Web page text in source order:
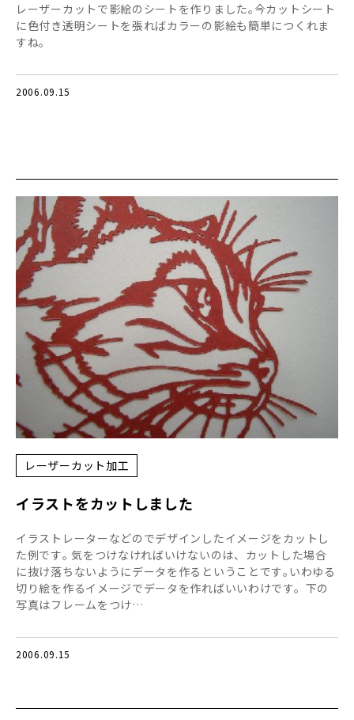
レーザーカットで影絵のシートを作りました｡今カットシート
に色付き透明シートを張ればカラーの影絵も簡単につくれま
すね。
2006.09.15
レーザーカット加工
イラストをカットしました
イラストレーターなどのでデザインしたイメージをカットし
た例です｡ 気をつけなければいけないのは、カットした場合
に抜け落ちないようにデータを作るということです｡いわゆる
切り絵を作るイメージでデータを作ればいいわけです。下の
写真はフレームをつけ…
2006.09.15